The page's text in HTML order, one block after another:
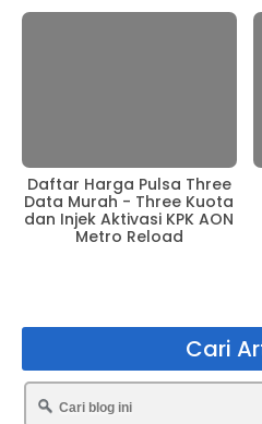
Daftar Harga Pulsa Three
Data Murah - Three Kuota
dan Injek Aktivasi KPK AON
Metro Reload
Cari